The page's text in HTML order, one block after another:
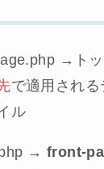
→トッ
で適用される
ル
→ front-